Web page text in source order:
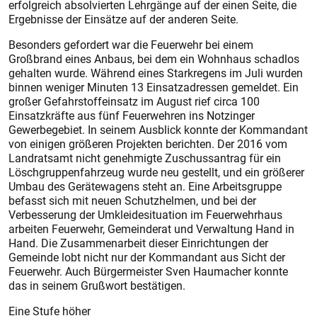
erfolgreich absolvierten Lehrgänge auf der einen Seite, die
Ergebnisse der Einsätze auf der anderen Seite.
Besonders gefordert war die Feuerwehr bei einem
Großbrand eines Anbaus, bei dem ein Wohnhaus schadlos
gehalten wurde. Während eines Starkregens im Juli wurden
binnen weniger Minuten 13 Einsatzadressen gemeldet. Ein
großer Gefahrstoffeinsatz im August rief circa 100
Einsatzkräfte aus fünf Feuerwehren ins Notzinger
Gewerbegebiet. In seinem Ausblick konnte der Kommandant
von einigen größeren Projekten berichten. Der 2016 vom
Landratsamt nicht genehmigte Zuschussantrag für ein
Löschgruppenfahrzeug wurde neu gestellt, und ein größerer
Umbau des Gerätewagens steht an. Eine Arbeitsgruppe
befasst sich mit neuen Schutzhelmen, und bei der
Verbesserung der Umkleidesituation im Feuerwehrhaus
arbeiten Feuerwehr, Gemeinderat und Verwaltung Hand in
Hand. Die Zusammenarbeit dieser Einrichtungen der
Gemeinde lobt nicht nur der Kommandant aus Sicht der
Feuerwehr. Auch Bürgermeister Sven Haumacher konnte
das in seinem Grußwort bestätigen.
Eine Stufe höher